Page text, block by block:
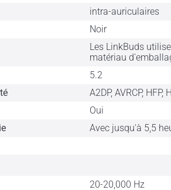
intra-auriculaires
Noir
Les LinkBuds
matériau
5.2
A2DP, AVRCP, HFP,
Oui
Avec jusqu'à 5,5
20-20,000 Hz